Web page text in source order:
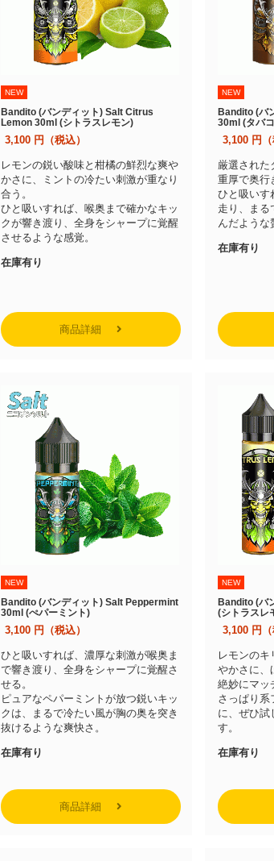
NEW
Bandito (バンディット) Salt Citrus
Lemon 30ml (シトラスレモン)
3,100 円（税込）
レモンの鋭い酸味と柑橘の鮮烈な爽や
かさに、ミントの冷たい刺激が重なり
合う。
ひと吸いすれば、喉奥まで確かなキッ
クが響き渡り、全身をシャープに覚醒
させるような感覚。
在庫有り
商品詳細
NEW
Bandito (バ
30ml (タバ
3,100 円（
厳選された
重厚で奥行
ひと吸いす
走り、まる
んだような
在庫有り
NEW
Bandito (バンディット) Salt Peppermint
30ml (ぺパーミント)
3,100 円（税込）
ひと吸いすれば、濃厚な刺激が喉奥ま
で響き渡り、全身をシャープに覚醒さ
せる。
ピュアなペパーミントが放つ鋭いキッ
クは、まるで冷たい風が胸の奥を突き
抜けるような爽快さ。
在庫有り
商品詳細
NEW
Bandito (バ
(シトラスレ
3,100 円（
レモンの
やかさに、
絶妙にマッ
さっぱり系
に、ぜひ試
す。
在庫有り